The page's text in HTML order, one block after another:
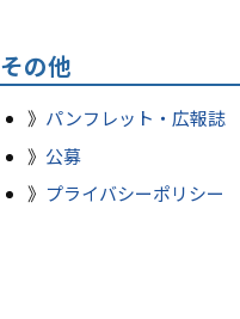
その他
パンフレット・広報誌
公募
プライバシーポリシー